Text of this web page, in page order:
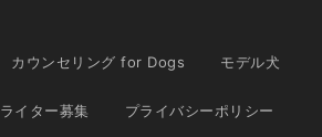
カウンセリング for Dogs モデル犬
ライター募集 プライバシーポリシー